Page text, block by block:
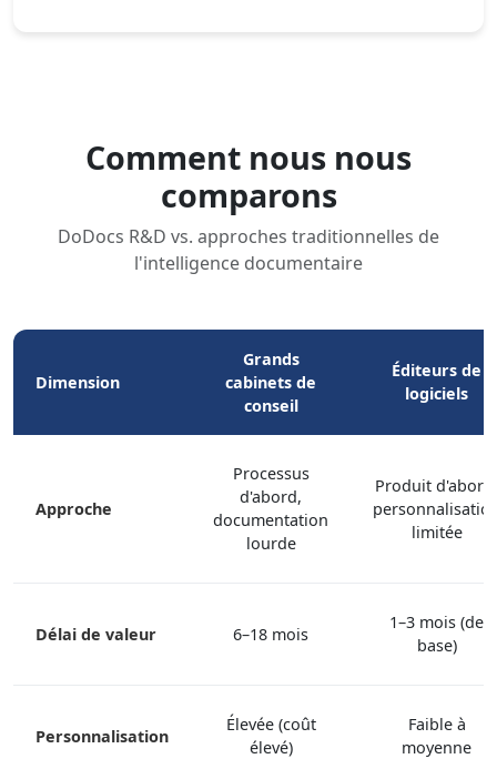
Comment nous nous
comparons
DoDocs R&D vs. approches traditionnelles de
l'intelligence documentaire
Dimension
Grands
cabinets de
conseil
Éditeurs de
logiciels
Approche
Processus
d'abord,
documentation
lourde
Produit d'abord,
limitée
Délai de valeur 6–18 mois
1–3 mois (de
base)
Personnalisation
Élevée (coût
élevé)
Faible à
moyenne